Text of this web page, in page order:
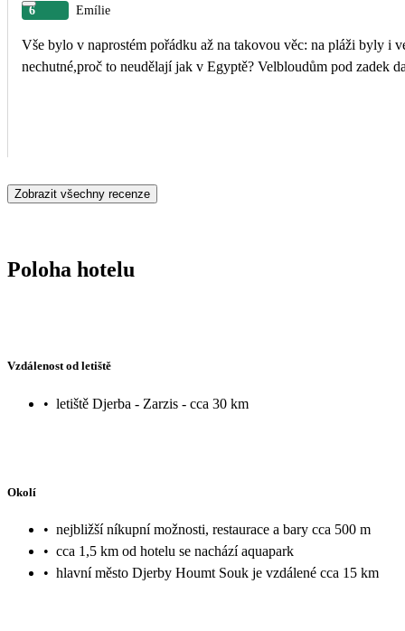
6 Emílie
Vše bylo v naprostém pořádku až na takovou věc: na pláži byly i
nechutné,proč to neudělají jak v Egyptě? Velbloudům pod zadek
Zobrazit všechny recenze
Poloha hotelu
Vzdálenost od letiště
• letiště Djerba - Zarzis - cca 30 km
Okolí
• nejbližší níkupní možnosti, restaurace a bary cca 500 m
• cca 1,5 km od hotelu se nachází aquapark
• hlavní město Djerby Houmt Souk je vzdálené cca 15 km